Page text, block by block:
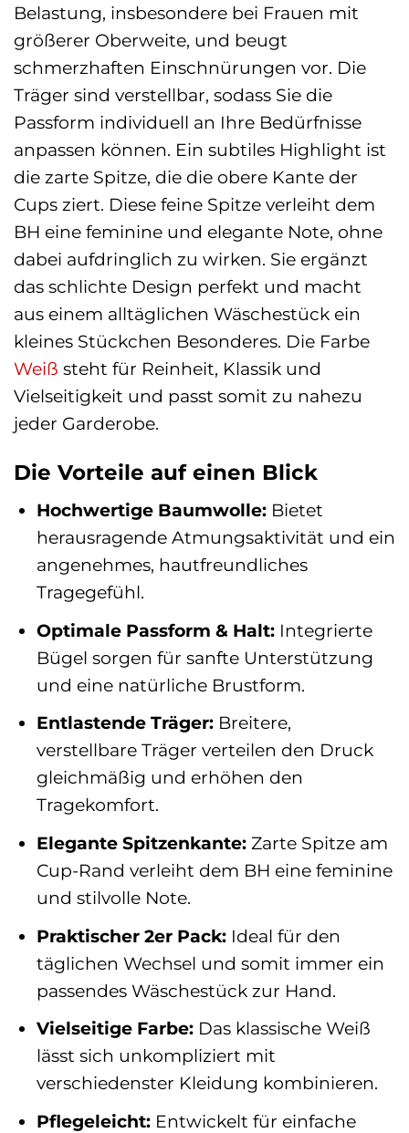
Belastung, insbesondere bei Frauen mit
größerer Oberweite, und beugt
schmerzhaften Einschnürungen vor. Die
Träger sind verstellbar, sodass Sie die
Passform individuell an Ihre Bedürfnisse
anpassen können. Ein subtiles Highlight ist
die zarte Spitze, die die obere Kante der
Cups ziert. Diese feine Spitze verleiht dem
BH eine feminine und elegante Note, ohne
dabei aufdringlich zu wirken. Sie ergänzt
das schlichte Design perfekt und macht
aus einem alltäglichen Wäschestück ein
kleines Stückchen Besonderes. Die Farbe
Weiß steht für Reinheit, Klassik und
Vielseitigkeit und passt somit zu nahezu
jeder Garderobe.
Die Vorteile auf einen Blick
Hochwertige Baumwolle:Bietet
herausragende Atmungsaktivität und ein
angenehmes, hautfreundliches
Tragegefühl.
Optimale Passform & Halt:Integrierte
Bügel sorgen für sanfte Unterstützung
und eine natürliche Brustform.
Entlastende Träger:Breitere,
verstellbare Träger verteilen den Druck
gleichmäßig und erhöhen den
Tragekomfort.
Elegante Spitzenkante:Zarte Spitze am
Cup-Rand verleiht dem BH eine feminine
und stilvolle Note.
Praktischer 2er Pack:Ideal für den
täglichen Wechsel und somit immer ein
passendes Wäschestück zur Hand.
Vielseitige Farbe:Das klassische Weiß
lässt sich unkompliziert mit
verschiedenster Kleidung kombinieren.
Pflegeleicht:Entwickelt für einfache